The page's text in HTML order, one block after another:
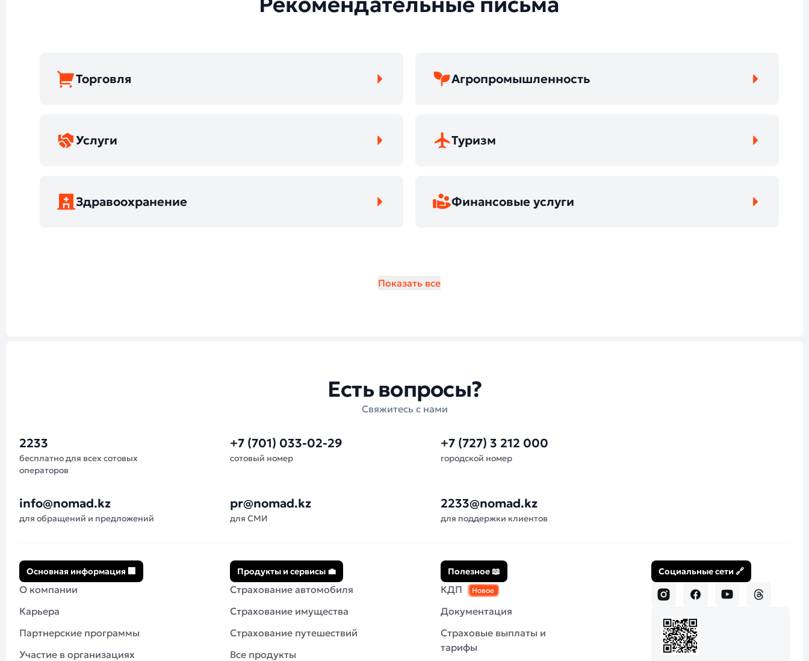
Торговля Агропромышленность
Услуги Туризм
Здравоохранение Финансовые услуги
Показать все
Есть вопросы?
Свяжитесь с нами
2233
бесплатно для всех сотовых
операторов
+7 (701) 033-02-29
сотовый номер
+7 (727) 3 212 000
городской номер
info@nomad.kz
для обращений и предложений
pr@nomad.kz
для СМИ
2233@nomad.kz
для поддержки клиентов
Основная информация 🏢
О компании
Карьера
Партнерские программы
Участие в организациях
Продукты и сервисы 💼
Страхование автомобиля
Страхование имущества
Страхование путешествий
Все продукты
Полезное 📖
КДП Новое
Документация
Страховые выплаты и
тарифы
Социальные сети 🔗